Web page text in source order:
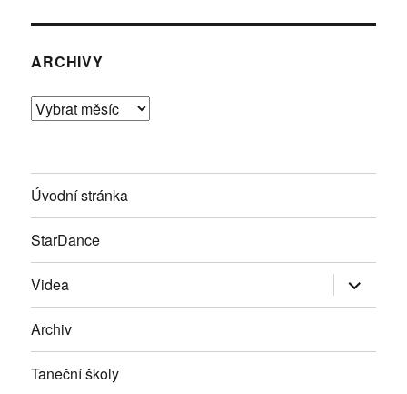
ARCHIVY
Archivy
Úvodní stránka
StarDance
Videa Zobrazit
položky
Archiv
Taneční školy